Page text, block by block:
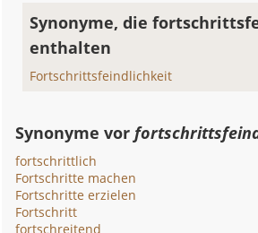
Synonyme, die
enthalten
Fortschrittsfeindlichkeit
Synonyme vor
fortschrittlich
Fortschritte machen
Fortschritte erzielen
Fortschritt
fortschreitend